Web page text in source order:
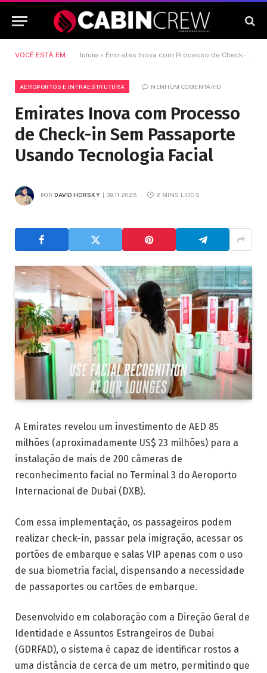
VOCÊ ESTÁ EM: Início » Emirates Inova com Processo de Check-in Sem Passaporte Usando Tecnologia Facial
AEROPORTOS E INFRAESTRUTURA NENHUM COMENTÁRIO
Emirates Inova com Processo
de Check-in Sem Passaporte
Usando Tecnologia Facial
POR DAVID HORSKY 09.11.2025 2 MINS LIDOS
A Emirates revelou um investimento de AED 85
milhões (aproximadamente US$ 23 milhões) para a
instalação de mais de 200 câmeras de
reconhecimento facial no Terminal 3 do Aeroporto
Internacional de Dubai (DXB).
Com essa implementação, os passageiros podem
realizar check-in, passar pela imigração, acessar os
portões de embarque e salas VIP apenas com o uso
de sua biometria facial, dispensando a necessidade
de passaportes ou cartões de embarque.
Desenvolvido em colaboração com a Direção Geral de
Identidade e Assuntos Estrangeiros de Dubai
(GDRFAD), o sistema é capaz de identificar rostos a
uma distância de cerca de um metro, permitindo que